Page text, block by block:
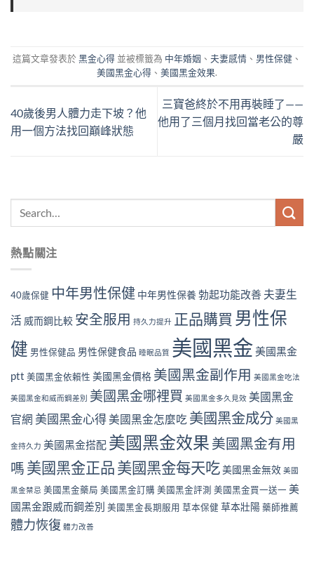
這篇文章發表於黑金心得 並被標籤為 中年婚姻 、 夫妻感情 、 男性保健 、
美國黑金心得 、 美國黑金效果.
40歲後男人體力走下坡？他
用一個方法找回巔峰狀態
三寶爸終於不用再裝睡了——
他用了三個月找回當老公的尊
嚴
熱點關注
40歲保健 中年男性保健 中年男性保養 勃起功能改善 夫妻生
活 威而鋼比較 安全服用 持久力提升 正品購買 男性保
健 男性保健品 男性保健食品 睡眠品質 美國黑金美國黑金
ptt 美國黑金依賴性 美國黑金價格 美國黑金副作用 美國黑金吃法
美國黑金和威而鋼差別 美國黑金哪裡買 美國黑金多久見效 美國黑金
官網 美國黑金心得美國黑金怎麼吃 美國黑金成分 美國黑
金持久力 美國黑金搭配 美國黑金效果 美國黑金有用
嗎 美國黑金正品美國黑金每天吃美國黑金無效 美國
黑金禁忌 美國黑金藥局 美國黑金訂購 美國黑金評測 美國黑金買一送一 美
國黑金跟威而鋼差別 美國黑金長期服用 草本保健 草本壯陽 藥師推薦
體力恢復 體力改善